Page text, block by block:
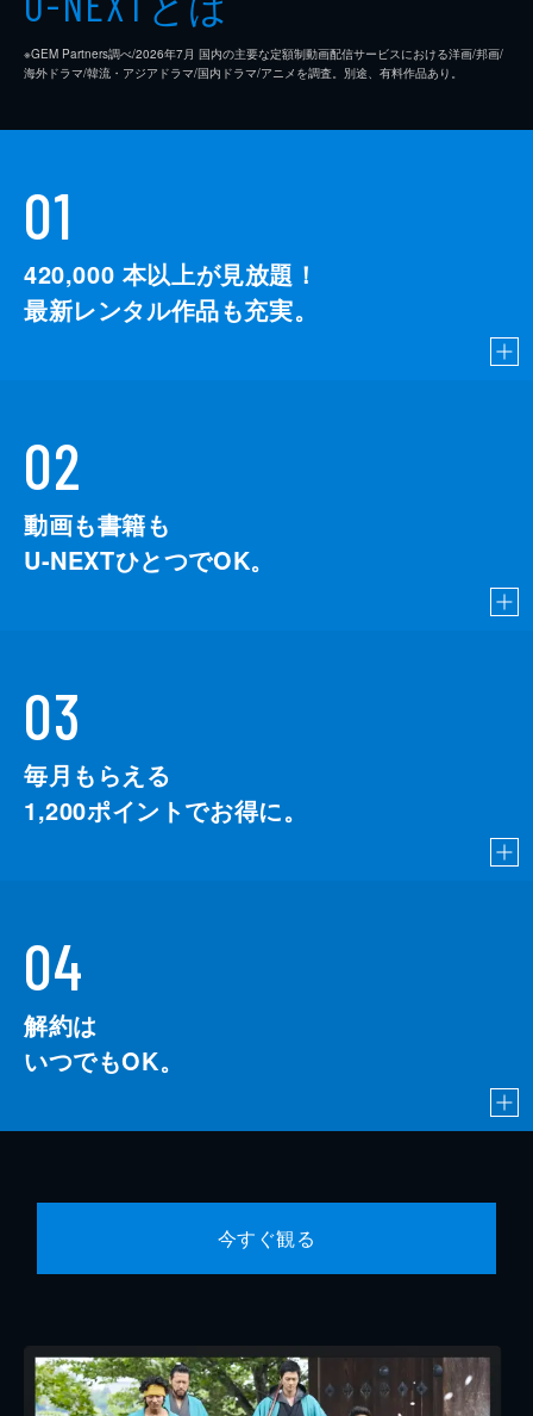
※GEM Partners調べ/2026年7⽉ 国内の主要な定額制動画配信サービスにおける洋画/邦画/
海外ドラマ/韓流・アジアドラマ/国内ドラマ/アニメを調査。別途、有料作品あり。
01
420,000 本以上が見放題！
最新レンタル作品も充実。
02
動画も書籍も
U-NEXTひとつでOK。
03
毎月もらえる
1,200ポイントでお得に。
04
解約は
いつでもOK。
今すぐ観る